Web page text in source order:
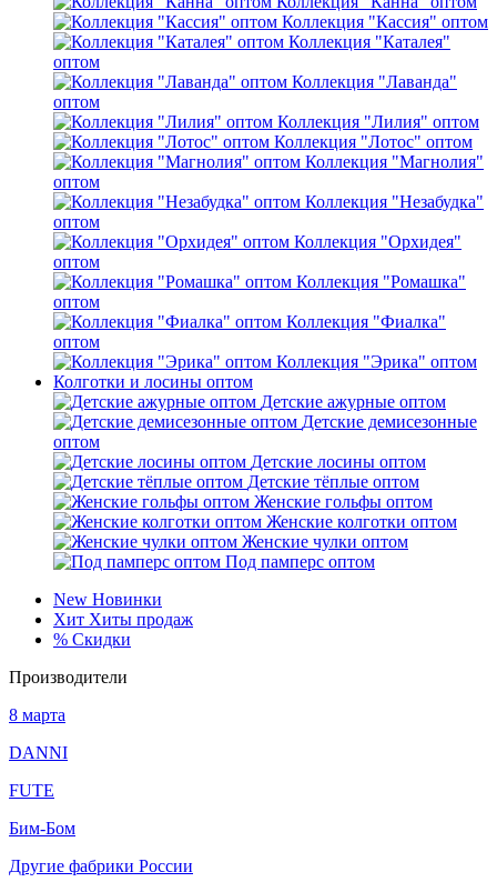
Коллекция "Кассия" оптом
Коллекция "Каталея"
оптом
Коллекция "Лаванда"
оптом
Коллекция "Лилия" оптом
Коллекция "Лотос" оптом
Коллекция "Магнолия"
оптом
Коллекция "Незабудка"
оптом
Коллекция "Орхидея"
оптом
Коллекция "Ромашка"
оптом
Коллекция "Фиалка"
оптом
Коллекция "Эрика" оптом
Колготки и лосины оптом
Детские ажурные оптом
Детские демисезонные
оптом
Детские лосины оптом
Детские тёплые оптом
Женские гольфы оптом
Женские колготки оптом
Женские чулки оптом
Под памперс оптом
New Новинки
Хит Хиты продаж
% Скидки
Производители
8 марта
DANNI
FUTE
Бим-Бом
Другие фабрики России